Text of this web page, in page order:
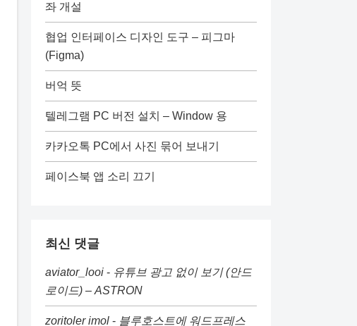
좌 개설
협업 인터페이스 디자인 도구 – 피그마
(Figma)
버억 뜻
텔레그램 PC 버전 설치 – Window 용
카카오톡 PC에서 사진 묶어 보내기
페이스북 앱 소리 끄기
최신 댓글
aviator_looi - 유튜브 광고 없이 보기 (안드
로이드) – ASTRON
zoritoler imol - 블루호스트에 워드프레스